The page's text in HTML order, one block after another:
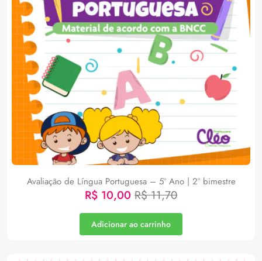
Avaliação de Língua Portuguesa – 5º Ano | 2° bimestre
R$ 10,00 R$11,70
Adicionar ao carrinho